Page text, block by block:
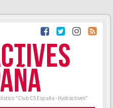
"Club C5 España - Hydractives"